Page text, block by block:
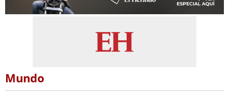
Mundo